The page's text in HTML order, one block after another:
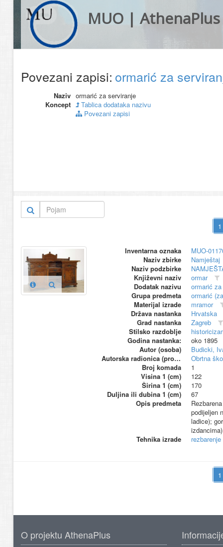
MUO | AthenaPlus
Povezani zapisi: ormarić za
Naziv ormarić za serviranje
Koncept
Tablica dodataka nazivu
Povezani zapisi
Inventarna oznaka
MUO-
Naziv zbirke
Namještaj
Naziv podzbirke
Književni naziv
ormar
Dodatak nazivu
ormarić
Grupa predmeta
ormarić
Materijal izrade
mramor
Država nastanka
Hrvatska
Grad nastanka
Zagreb
Stilsko razdoblje
Godina nastanka:
oko 1895
Autor (osoba)
Budicki,
Autorska radionica (proizvođač)
Obrtna
Broj komada
1
Visina 1 (cm)
122
Širina 1 (cm)
170
Duljina ili dubina 1 (cm)
67
Opis predmeta
podijeljen
ladice);
Tehnika izrade
rezbarenje
O projektu AthenaPlus